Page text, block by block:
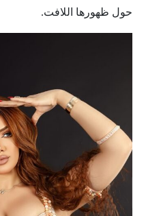
حول ظهورها اللافت.